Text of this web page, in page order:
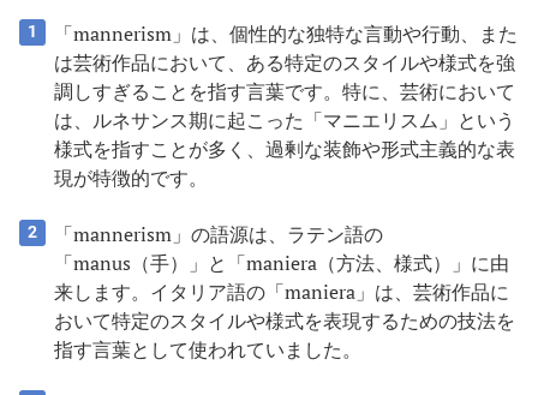
1
「mannerism」は、個性的な独特な言動や行動、また
は芸術作品において、ある特定のスタイルや様式を強
調しすぎることを指す言葉です。特に、芸術において
は、ルネサンス期に起こった「マニエリスム」という
様式を指すことが多く、過剰な装飾や形式主義的な表
現が特徴的です。
2
「mannerism」の語源は、ラテン語の
「manus（手）」と「maniera（方法、様式）」に由
来します。イタリア語の「maniera」は、芸術作品に
おいて特定のスタイルや様式を表現するための技法を
指す言葉として使われていました。